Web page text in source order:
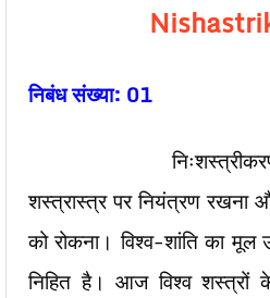
निबंध संख्या: 01
निःशस्त्रीकरण का
शस्त्रास्त्र पर नियंत्रण रखना
को रोकना। विश्व-शांति का मूल
निहित है। आज विश्व शस्त्रों